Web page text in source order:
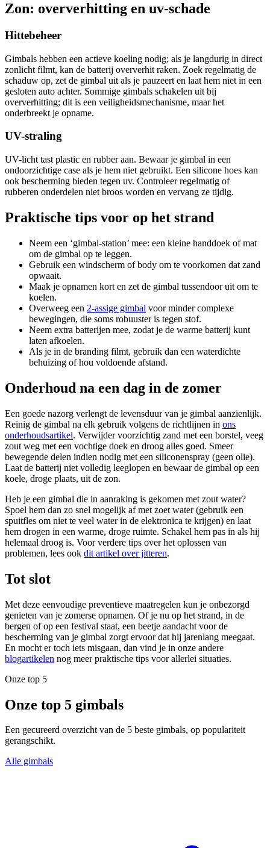
Zon: oververhitting en uv-schade
Hittebeheer
Gimbals hebben een actieve koeling nodig; als je langdurig in direct
zonlicht filmt, kan de batterij oververhit raken. Zoek regelmatig de
schaduw op, zet de gimbal uit als je pauzeert en laat hem niet in een
gesloten auto achter. Sommige gimbals schakelen uit bij
oververhitting; dit is een veiligheidsmechanisme, maar het
onderbreekt je opname.
UV-straling
UV-licht tast plastic en rubber aan. Bewaar je gimbal in een
ondoorzichtige case als je hem niet gebruikt. Een silicone hoes kan
ook bescherming bieden tegen uv. Controleer regelmatig of
rubberen onderdelen niet broos worden en vervang ze tijdig.
Praktische tips voor op het strand
Neem een ‘gimbal-station’ mee: een kleine handdoek of mat
om de gimbal op te leggen.
Gebruik een windscherm of body om te voorkomen dat zand
opwaait.
Maak je opnamen kort en zet de gimbal tussendoor uit om te
koelen.
Overweeg een 2-assige gimbal voor minder complexe
bewegingen, die soms robuuster is tegen stof.
Neem extra batterijen mee, zodat je de warme batterij kunt
laten afkoelen.
Als je in de branding filmt, gebruik dan een waterdichte
behuizing of hou voldoende afstand.
Onderhoud na een dag in de zomer
Een goede nazorg verlengt de levensduur van je gimbal aanzienlijk.
Reinig de gimbal na elk gebruik volgens de richtlijnen in ons
onderhoudsartikel. Verwijder voorzichtig zand met een borstel, veeg
zout weg met een vochtige doek en droog alles goed. Smeer
bewegende delen indien nodig met een siliconenspray (geen olie).
Laat de batterij niet volledig leeglopen en bewaar de gimbal op een
koele, droge plaats, uit de zon.
Heb je een gimbal die in aanraking is gekomen met zout water?
Spoel hem dan zo snel mogelijk af met zoet water (gebruik een
spuitfles om niet te veel water in de elektronica te krijgen) en laat
hem drogen in een warme, droge ruimte. Schakel hem pas in als hij
helemaal droog is. Voor verdere tips over het oplossen van
problemen, lees ook dit artikel over jitteren.
Tot slot
Met deze eenvoudige preventieve maatregelen kun je onbezorgd
genieten van je zomerse opnamen. Of je nu op het strand, in de
bergen of op een festival staat, een beetje aandacht voor de
bescherming van je gimbal zorgt ervoor dat hij jarenlang meegaat.
En mocht er toch iets misgaan, dan vind je in onze andere
blogartikelen nog meer praktische tips voor allerlei situaties.
Onze top 5
Onze top 5 gimbals
Een gecureerd overzicht van de 5 beste gimbals, op populariteit
gerangschikt.
Alle gimbals